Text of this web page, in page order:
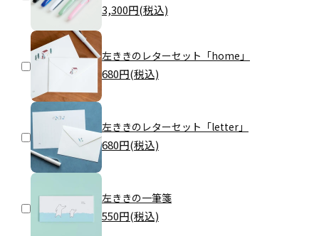
3,300円(税込)
左ききのレターセット「home」
680円(税込)
左ききのレターセット「letter」
680円(税込)
左ききの一筆箋
550円(税込)